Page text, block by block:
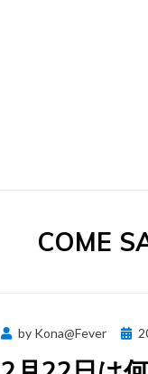
タグ
:
COME
by Kona@Fever